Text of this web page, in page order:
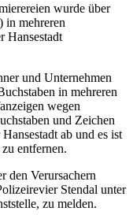
wurde über
in mehreren
Hansestadt
und Unternehmen
in mehreren
wegen
und Zeichen
ab und es ist
entfernen.
den Verursachern
Stendal unter
zu melden.